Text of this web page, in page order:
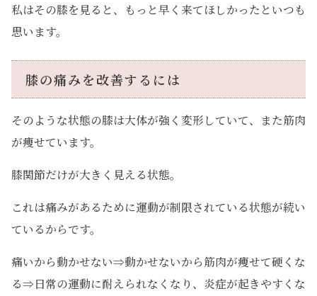
私はその膝を見ると、もっと早く来てほしかったといつも
思います。
膝の痛みを改善するには
そのような状態の膝は大体が強く変形していて、また筋肉
が痩せています。
膝関節だけが大きく見える状態。
これは痛みがあるために運動が制限されている状態が続い
ているからです。
痛いから動かせない⇒動かせないから筋肉が痩せて硬くな
る⇒日常の運動に耐えられなくなり、炎症が起きやすくな